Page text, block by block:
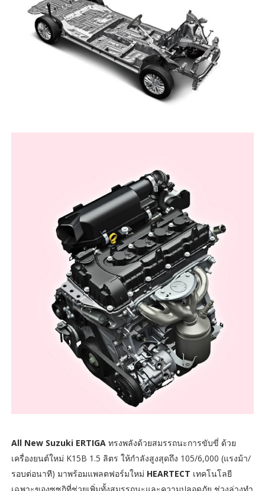
All New Suzuki ERTIGAทรงพลังด้วยสมรรถนะการขับขี่ ด้วย
เครื่องยนต์ใหม่ K15B 1.5 ลิตร ให้กำลังสูงสุดถึง 105/6,000 (แรงม้า/
รอบต่อนาที) มาพร้อมแพลตฟอร์มใหม่ HEARTECT เทคโนโลยี